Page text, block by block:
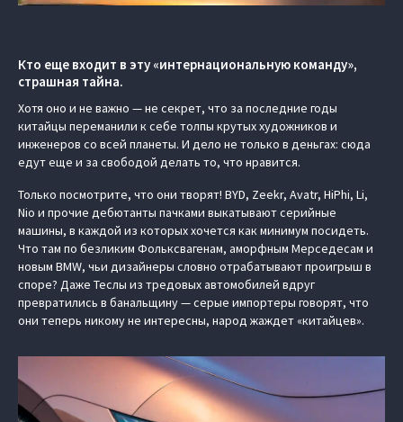
Кто еще входит в эту «интернациональную команду»,
страшная тайна.
Хотя оно и не важно — не секрет, что за последние годы
китайцы переманили к себе толпы крутых художников и
инженеров со всей планеты. И дело не только в деньгах: сюда
едут еще и за свободой делать то, что нравится.
Только посмотрите, что они творят! BYD, Zeekr, Avatr, HiPhi, Li,
Nio и прочие дебютанты пачками выкатывают серийные
машины, в каждой из которых хочется как минимум посидеть.
Что там по безликим Фольксвагенам, аморфным Мерседесам и
новым BMW, чьи дизайнеры словно отрабатывают проигрыш в
споре? Даже Теслы из тредовых автомобилей вдруг
превратились в банальщину — серые импортеры говорят, что
они теперь никому не интересны, народ жаждет «китайцев».